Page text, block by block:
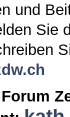
und
Sie